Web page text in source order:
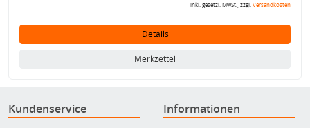
inkl. gesetzl. MwSt., zzgl.Versandkosten
Details
Merkzettel
Kundenservice Informationen